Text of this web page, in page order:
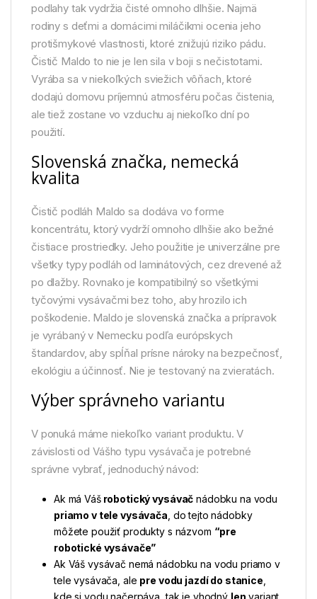
podlahy tak vydržia čisté omnoho dlhšie. Najmä
rodiny s deťmi a domácimi miláčikmi ocenia jeho
protišmykové vlastnosti, ktoré znižujú riziko pádu.
Čistič Maldo to nie je len sila v boji s nečistotami.
Vyrába sa v niekoľkých sviežich vôňach, ktoré
dodajú domovu príjemnú atmosféru počas čistenia,
ale tiež zostane vo vzduchu aj niekoľko dní po
použití.
Slovenská značka, nemecká
kvalita
Čistič podláh Maldo sa dodáva vo forme
koncentrátu, ktorý vydrží omnoho dlhšie ako bežné
čistiace prostriedky. Jeho použitie je univerzálne pre
všetky typy podláh od laminátových, cez drevené až
po dlažby. Rovnako je kompatibilný so všetkými
tyčovými vysávačmi bez toho, aby hrozilo ich
poškodenie. Maldo je slovenská značka a prípravok
je vyrábaný v Nemecku podľa európskych
štandardov, aby spĺňal prísne nároky na bezpečnosť,
ekológiu a účinnosť. Nie je testovaný na zvieratách.
Výber správneho variantu
V ponuká máme niekoľko variant produktu. V
závislosti od Vášho typu vysávača je potrebné
správne vybrať, jednoduchý návod:
Ak má Vášrobotický vysávač nádobku na vodu
priamo v tele vysávača , do tejto nádobky
môžete použiť produkty s názvom “pre
robotické vysávače”
Ak Váš vysávač nemá nádobku na vodu priamo v
tele vysávača, ale pre vodu jazdí do stanice
kde si vodu načerpáva, tak je vhodný len variant